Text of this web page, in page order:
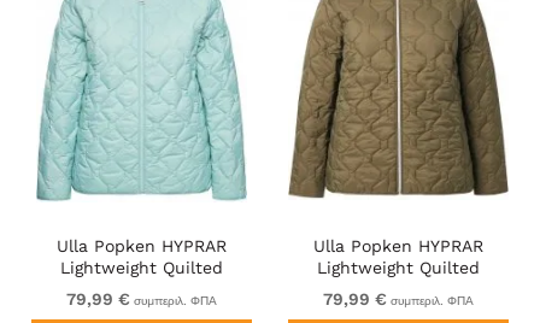
Ulla Popken HYPRAR
Lightweight Quilted
Water-Repellent Jacket
Ice Blue
79,99 € συμπεριλ. ΦΠΑ
Ulla Popken HYPRAR
Lightweight Quilted
Water-Repellent Jacket
Olive
79,99 € συμπεριλ. ΦΠΑ